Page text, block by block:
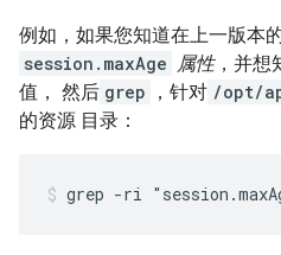
例如，如果您知道在上一版本
session.maxAge 属性，并想
值， 然后 grep ，针对 /opt/
的资源 目录：
grep -ri